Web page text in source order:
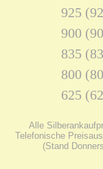
925
900
835
800
625
Alle
Telefonische
(Stand